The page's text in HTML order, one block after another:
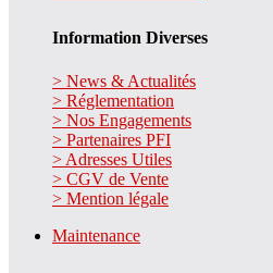
Information Diverses
> News & Actualités
> Réglementation
> Nos Engagements
> Partenaires PFI
> Adresses Utiles
> CGV de Vente
> Mention légale
Maintenance